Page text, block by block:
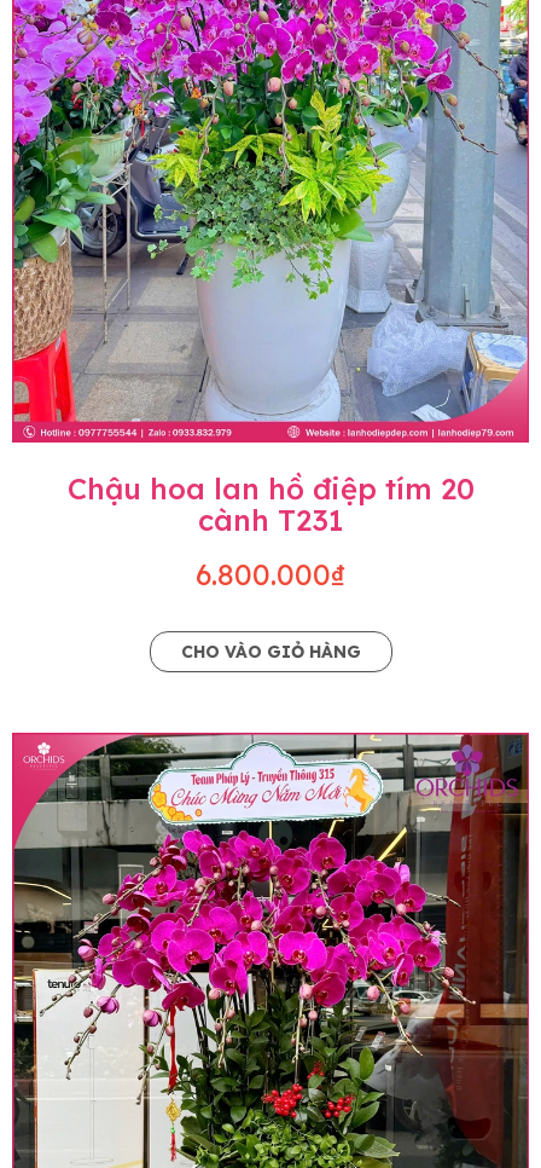
Chậu hoa lan hồ điệp tím 20
cành T231
6.800.000₫
CHO VÀO GIỎ HÀNG